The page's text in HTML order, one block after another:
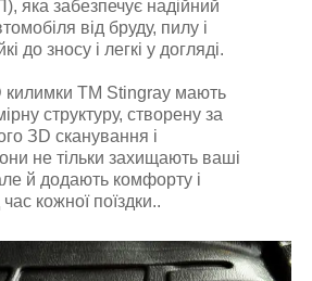
яка забезпечує надійний
від бруду, пилу і
до зносу і легкі у догляді.
TM Stingray мають
структуру, створену за
ЗD сканування і
не тільки захищають ваші
й додають комфорту і
кожної поїздки..